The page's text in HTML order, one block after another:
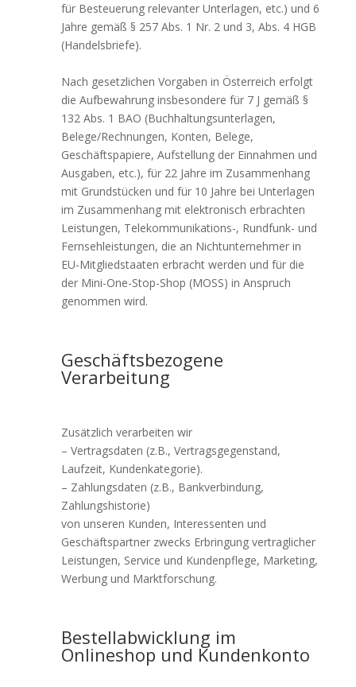
für Besteuerung relevanter Unterlagen, etc.) und 6
Jahre gemäß § 257 Abs. 1 Nr. 2 und 3, Abs. 4 HGB
(Handelsbriefe).
Nach gesetzlichen Vorgaben in Österreich erfolgt
die Aufbewahrung insbesondere für 7 J gemäß §
132 Abs. 1 BAO (Buchhaltungsunterlagen,
Belege/Rechnungen, Konten, Belege,
Geschäftspapiere, Aufstellung der Einnahmen und
Ausgaben, etc.), für 22 Jahre im Zusammenhang
mit Grundstücken und für 10 Jahre bei Unterlagen
im Zusammenhang mit elektronisch erbrachten
Leistungen, Telekommunikations-, Rundfunk- und
Fernsehleistungen, die an Nichtunternehmer in
EU-Mitgliedstaaten erbracht werden und für die
der Mini-One-Stop-Shop (MOSS) in Anspruch
genommen wird.
Geschäftsbezogene
Verarbeitung
Zusätzlich verarbeiten wir
– Vertragsdaten (z.B., Vertragsgegenstand,
Laufzeit, Kundenkategorie).
– Zahlungsdaten (z.B., Bankverbindung,
Zahlungshistorie)
von unseren Kunden, Interessenten und
Geschäftspartner zwecks Erbringung vertraglicher
Leistungen, Service und Kundenpflege, Marketing,
Werbung und Marktforschung.
Bestellabwicklung im
Onlineshop und Kundenkonto